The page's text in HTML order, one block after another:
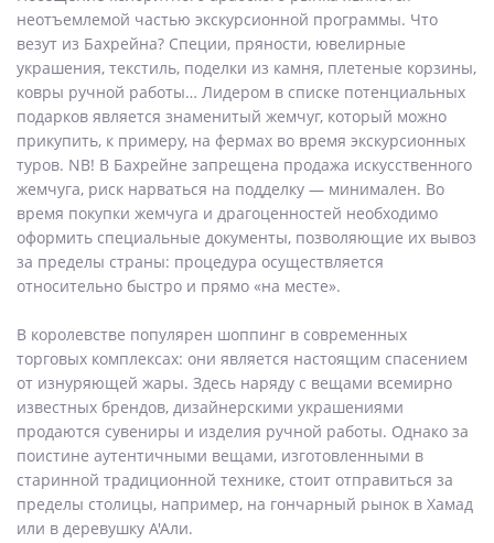
неотъемлемой частью экскурсионной программы. Что
везут из Бахрейна? Специи, пряности, ювелирные
украшения, текстиль, поделки из камня, плетеные корзины,
ковры ручной работы… Лидером в списке потенциальных
подарков является знаменитый жемчуг, который можно
прикупить, к примеру, на фермах во время экскурсионных
туров. NB! В Бахрейне запрещена продажа искусственного
жемчуга, риск нарваться на подделку — минимален. Во
время покупки жемчуга и драгоценностей необходимо
оформить специальные документы, позволяющие их вывоз
за пределы страны: процедура осуществляется
относительно быстро и прямо «на месте».
В королевстве популярен шоппинг в современных
торговых комплексах: они является настоящим спасением
от изнуряющей жары. Здесь наряду с вещами всемирно
известных брендов, дизайнерскими украшениями
продаются сувениры и изделия ручной работы. Однако за
поистине аутентичными вещами, изготовленными в
старинной традиционной технике, стоит отправиться за
пределы столицы, например, на гончарный рынок в Хамад
или в деревушку А'Али.